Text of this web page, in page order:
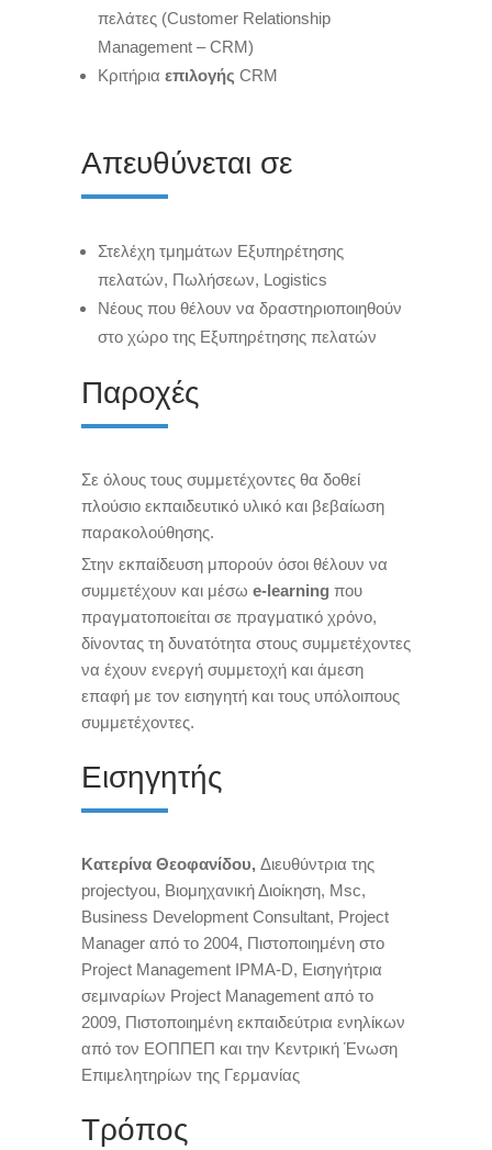
πελάτες (Customer Relationship
Management – CRM)
Κριτήρια επιλογής CRM
Απευθύνεται σε
Στελέχη τμημάτων Εξυπηρέτησης
πελατών, Πωλήσεων, Logistics
Νέους που θέλουν να δραστηριοποιηθούν
στο χώρο της Εξυπηρέτησης πελατών
Παροχές
Σε όλους τους συμμετέχοντες θα δοθεί
πλούσιο εκπαιδευτικό υλικό και βεβαίωση
παρακολούθησης.
Στην εκπαίδευση μπορούν όσοι θέλουν να
συμμετέχουν και μέσω e-learning που
πραγματοποιείται σε πραγματικό χρόνο,
δίνοντας τη δυνατότητα στους συμμετέχοντες
να έχουν ενεργή συμμετοχή και άμεση
επαφή με τον εισηγητή και τους υπόλοιπους
συμμετέχοντες.
Εισηγητής
Κατερίνα Θεοφανίδου, Διευθύντρια της
projectyou, Βιομηχανική Διοίκηση, Msc,
Business Development Consultant, Project
Manager από το 2004, Πιστοποιημένη στο
Project Management IPMA-D, Εισηγήτρια
σεμιναρίων Project Management από το
2009, Πιστοποιημένη εκπαιδεύτρια ενηλίκων
από τον ΕΟΠΠΕΠ και την Κεντρική Ένωση
Επιμελητηρίων της Γερμανίας
Τρόπος